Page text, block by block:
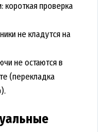
короткая проверка
не кладутся на
не остаются в
(перекладка